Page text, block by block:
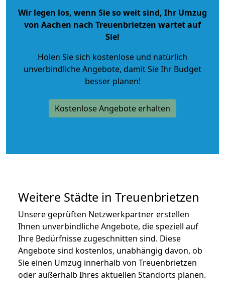
Wir legen los, wenn Sie so weit sind, Ihr Umzug
von Aachen nach Treuenbrietzen wartet auf
Sie!
Holen Sie sich kostenlose und natürlich
unverbindliche Angebote, damit Sie Ihr Budget
besser planen!
Kostenlose Angebote erhalten
Weitere Städte in Treuenbrietzen
Unsere geprüften Netzwerkpartner erstellen
Ihnen unverbindliche Angebote, die speziell auf
Ihre Bedürfnisse zugeschnitten sind. Diese
Angebote sind kostenlos, unabhängig davon, ob
Sie einen Umzug innerhalb von Treuenbrietzen
oder außerhalb Ihres aktuellen Standorts planen.